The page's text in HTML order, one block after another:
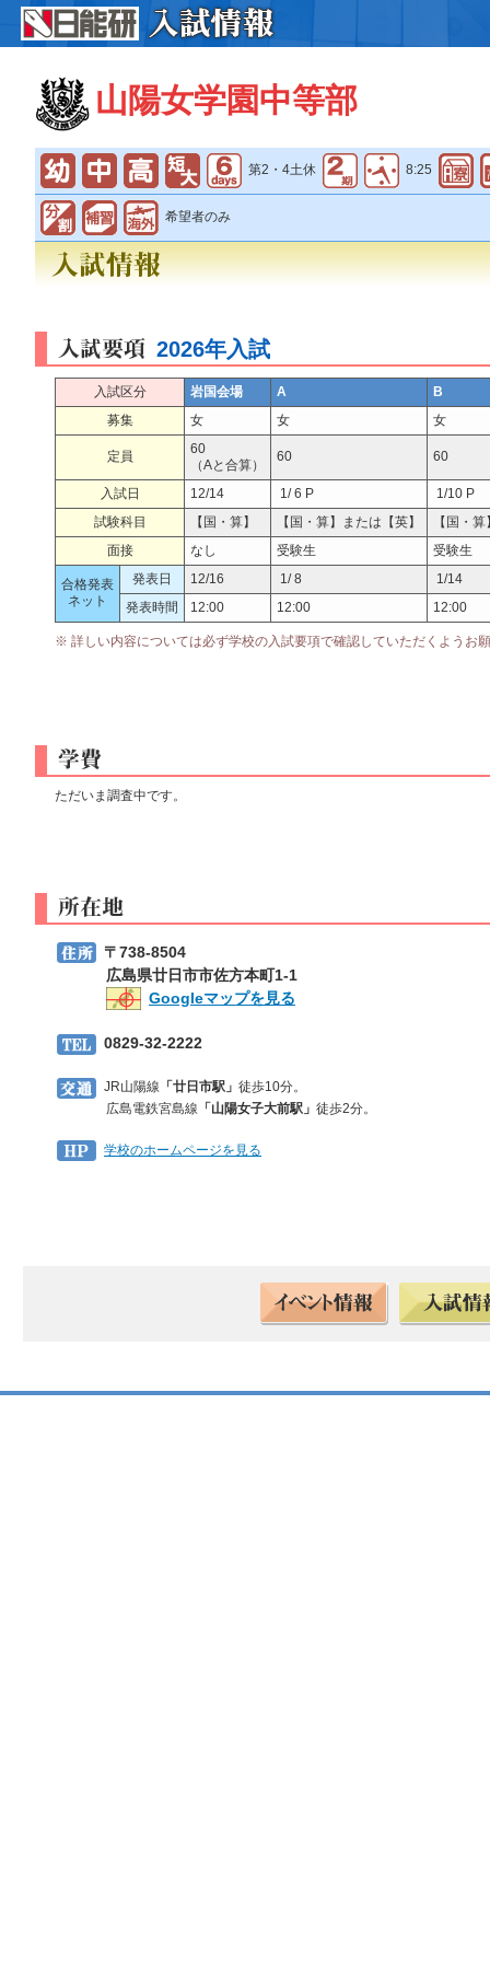
山陽女学園中等部
第2・4土休 8:25
希望者のみ
2026年入試
入試区分 岩国会場 A
B
募集
女 女 女
定員
60
（Aと合算）
60 60
入試日 12/14 1/ 6 P
1/10 P
試験科目
【国・算】 【国・算】または【英】
【国・
面接
なし 受験生 受験生
合格発表
ネット
発表日 12/16 1/ 8
1/14
発表時間
12:00 12:00 12:00
※ 詳しい内容については必ず学校の入試要項で確認していただくようお
ただいま調査中です。
〒738-8504
広島県廿日市市佐方本町1-1
Googleマップを見る
0829-32-2222
JR山陽線 「廿日市駅」 徒歩10分。
広島電鉄宮島線 「山陽女子大前駅」 徒歩2分。
学校のホームページを見る